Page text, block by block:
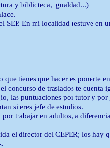
y biblioteca, igualdad...)
En mi localidad (estuve en
que tienes que hacer es ponerte
concurso de traslados te cuenta
las puntuaciones por tutor y por
si eres jefe de estudios.
trabajar en adultos, a
el director del CEPER; los hay